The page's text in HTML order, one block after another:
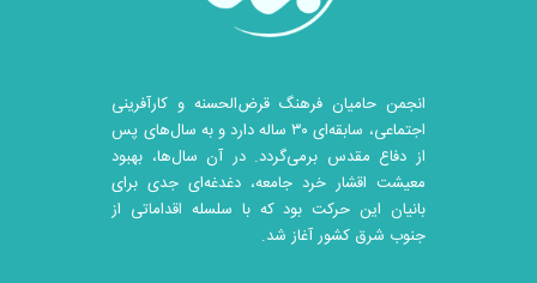
انجمن حامیان فرهنگ قرض‌الحسنه و کارآفرینی
اجتماعی، سابقه‌ای ۳۰ ساله دارد و به سال‌های پس
از دفاع مقدس برمی‌گردد. در آن سال‎‌ها، بهبود
معیشت اقشار خرد جامعه، دغدغه‌ای جدی برای
بانیان این حرکت بود که با سلسله اقداماتی از
جنوب شرق کشور آغاز شد.